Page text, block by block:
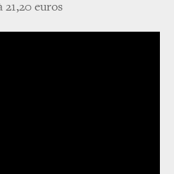
21,20 euros